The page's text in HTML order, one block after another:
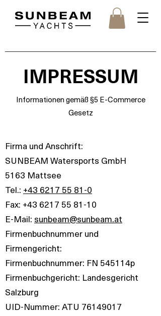
IMPRESSUM
Informationen gemäß §5 E-Commerce
Gesetz
Firma und Anschrift:
SUNBEAM Watersports GmbH
5163 Mattsee
Tel.: +43 6217 55 81-0
Fax: +43 6217 55 81-10
E-Mail: sunbeam@sunbeam.at
Firmenbuchnummer und
Firmengericht:
Firmenbuchnummer: FN 545114p
Firmenbuchgericht: Landesgericht
Salzburg
UID-Nummer: ATU 76149017